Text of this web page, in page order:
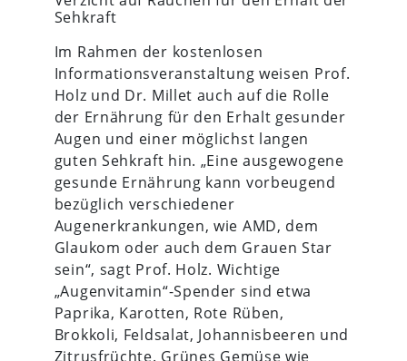
Sehkraft
Im Rahmen der kostenlosen
Informationsveranstaltung weisen Prof.
Holz und Dr. Millet auch auf die Rolle
der Ernährung für den Erhalt gesunder
Augen und einer möglichst langen
guten Sehkraft hin. „Eine ausgewogene
gesunde Ernährung kann vorbeugend
bezüglich verschiedener
Augenerkrankungen, wie AMD, dem
Glaukom oder auch dem Grauen Star
sein“, sagt Prof. Holz. Wichtige
„Augenvitamin“-Spender sind etwa
Paprika, Karotten, Rote Rüben,
Brokkoli, Feldsalat, Johannisbeeren und
Zitrusfrüchte. Grünes Gemüse wie